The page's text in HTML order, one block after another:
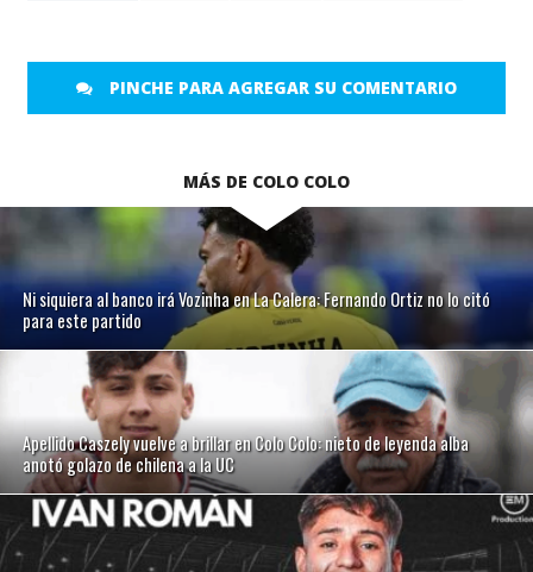
PINCHE PARA AGREGAR SU COMENTARIO
MÁS DE COLO COLO
Ni siquiera al banco irá Vozinha en La Calera: Fernando Ortiz no lo citó
para este partido
Apellido Caszely vuelve a brillar en Colo Colo: nieto de leyenda alba
anotó golazo de chilena a la UC